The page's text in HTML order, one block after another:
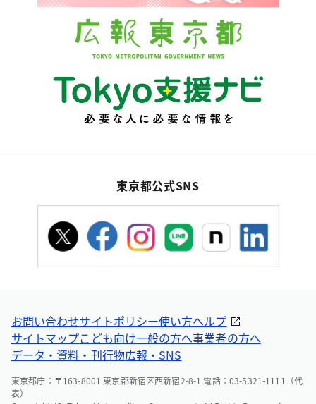
東京都公式SNS
お問い合わせサイトポリシー使い方ヘルプ
サイトマップこども向け一般の方へ事業者の方へ
データ・資料・刊行物広報・SNS
東京都庁：〒163-8001 東京都新宿区西新宿2-8-1 電話：03-5321-1111（代
表）